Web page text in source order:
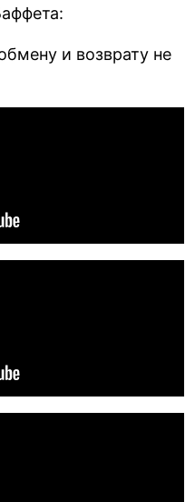
и возврату не